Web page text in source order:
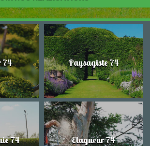
74 Paysagiste 74
74 Elagueur 74